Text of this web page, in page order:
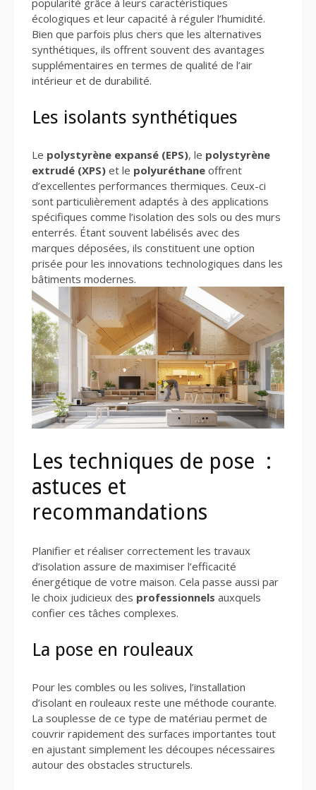
écologiques et leur capacité à réguler l’humidité.
Bien que parfois plus chers que les alternatives
synthétiques, ils offrent souvent des avantages
supplémentaires en termes de qualité de l’air
intérieur et de durabilité.
Les isolants synthétiques
Le polystyrène expansé (EPS), le polystyrène
extrudé (XPS) et le polyuréthane offrent
d’excellentes performances thermiques. Ceux-ci
sont particulièrement adaptés à des applications
spécifiques comme l’isolation des sols ou des murs
enterrés. Étant souvent labélisés avec des
marques déposées, ils constituent une option
prisée pour les innovations technologiques dans les
bâtiments modernes.
Les techniques de pose :
astuces et
recommandations
Planifier et réaliser correctement les travaux
d’isolation assure de maximiser l’efficacité
énergétique de votre maison. Cela passe aussi par
le choix judicieux des professionnels auxquels
confier ces tâches complexes.
La pose en rouleaux
Pour les combles ou les solives, l’installation
d’isolant en rouleaux reste une méthode courante.
La souplesse de ce type de matériau permet de
couvrir rapidement des surfaces importantes tout
en ajustant simplement les découpes nécessaires
autour des obstacles structurels.